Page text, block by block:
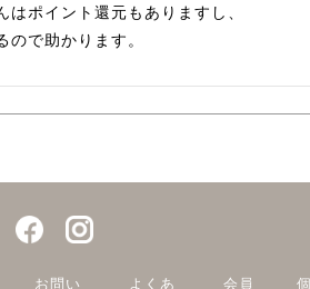
はポイント還元もありますし、
ので助かります。
お問い よくあ 会員